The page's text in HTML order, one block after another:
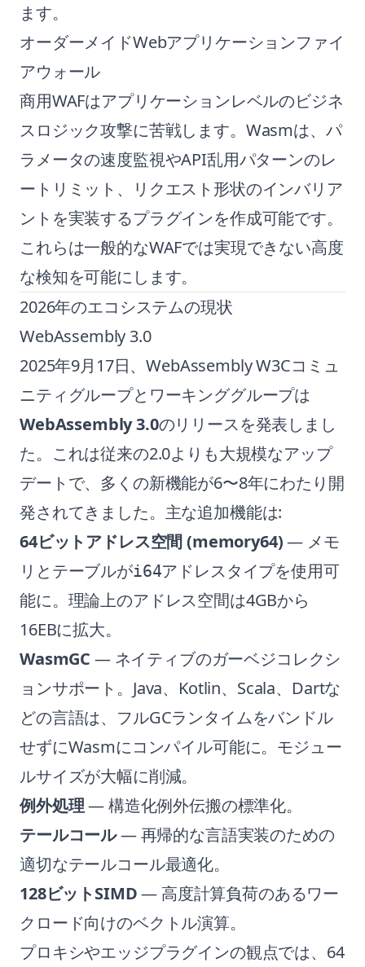
ます。
オーダーメイドWebアプリケーションファイ
アウォール
商用WAFはアプリケーションレベルのビジネ
スロジック攻撃に苦戦します。Wasmは、パ
ラメータの速度監視やAPI乱用パターンのレ
ートリミット、リクエスト形状のインバリア
ントを実装するプラグインを作成可能です。
これらは一般的なWAFでは実現できない高度
な検知を可能にします。
2026年のエコシステムの現状
WebAssembly 3.0
2025年9月17日、WebAssembly W3Cコミュ
ニティグループとワーキンググループは
WebAssembly 3.0のリリースを発表しまし
た。これは従来の2.0よりも大規模なアップ
デートで、多くの新機能が6〜8年にわたり開
発されてきました。主な追加機能は:
64ビットアドレス空間 (memory64)— メモ
リとテーブルがi64アドレスタイプを使用可
能に。理論上のアドレス空間は4GBから
16EBに拡大。
WasmGC — ネイティブのガーベジコレクシ
ョンサポート。Java、Kotlin、Scala、Dartな
どの言語は、フルGCランタイムをバンドル
せずにWasmにコンパイル可能に。モジュー
ルサイズが大幅に削減。
例外処理— 構造化例外伝搬の標準化。
テールコール— 再帰的な言語実装のための
適切なテールコール最適化。
128ビットSIMD— 高度計算負荷のあるワー
クロード向けのベクトル演算。
プロキシやエッジプラグインの観点では、64